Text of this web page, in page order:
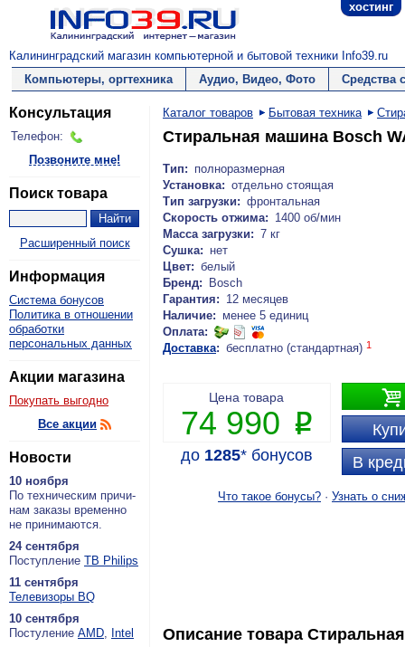
хостинг
Калининградский магазин компьютерной и бытовой техники Info39.ru
Компьютеры, оргтехника
Аудио, Видео, Фото Средства
Консультация
Телефон:
Позвоните мне!
Поиск товара
Расширенный поиск
Информация
Система бонусов
Политика в отношении
обработки
персональных данных
Акции магазина
Покупать выгодно
Все акции
Новости
10 ноября
По тех­ни­че­ским при­чи­
нам за­ка­зы вре­мен­но
не при­ни­ма­ют­ся.
24 сентября
По­ступ­ле­ние ТВ Philips
11 сентября
Теле­ви­зо­ры BQ
10 сентября
По­сту­ле­ние AMD, Intel
Каталог товаров Бытовая техника
Стиральная машина Bosch
Тип: полноразмерная
Установка: отдельно стоящая
Тип загрузки: фронтальная
Скорость отжима: 1400 об/мин
Масса загрузки: 7 кг
Сушка: нет
Цвет: белый
Бренд:
Bosch
Гарантия: 12 месяцев
Наличие: менее 5 единиц
Оплата:
Доставка: бесплатно (стандартная) 1

В
Цена товара
74 990 P
до 1285*бонусов
Что такое бонусы? · Узнать о
Описание товара